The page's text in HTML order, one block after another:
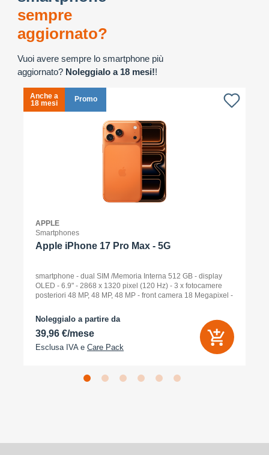
sempre
aggiornato?
Vuoi avere sempre lo smartphone più
aggiornato? Noleggialo a 18 mesi!!
Anche a
18 mesi
Promo
APPLE
Smartphones
Apple iPhone 17 Pro Max - 5G
smartphone - dual SIM /Memoria Interna 512 GB - display
OLED - 6.9" - 2868 x 1320 pixel (120 Hz) - 3 x fotocamere
posteriori 48 MP, 48 MP, 48 MP - front camera 18 Megapixel -
Noleggialo a partire da
39,96 €/mese
Esclusa IVA e Care Pack